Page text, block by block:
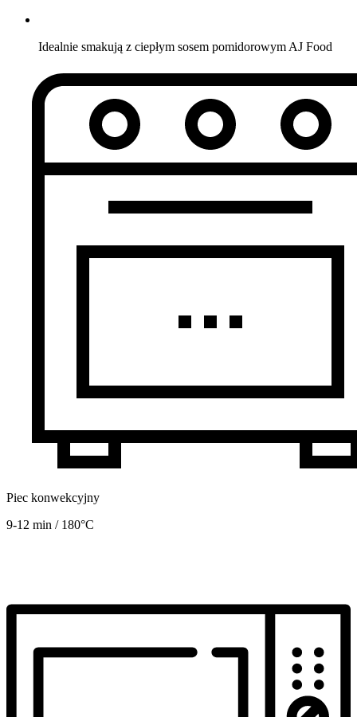
Idealnie smakują z ciepłym sosem pomidorowym AJ Food
Piec konwekcyjny
9-12 min / 180°C